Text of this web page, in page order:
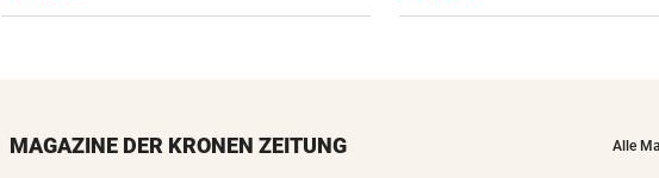
MAGAZINE DER KRONEN ZEITUNG Alle